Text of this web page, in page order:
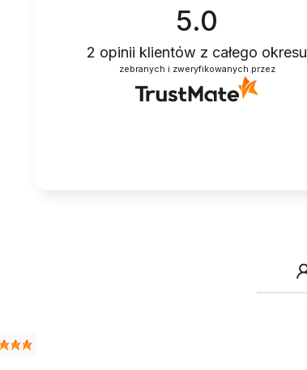
5.0
2 opinii klientów z całego okresu
zebranych i zweryfikowanych przez